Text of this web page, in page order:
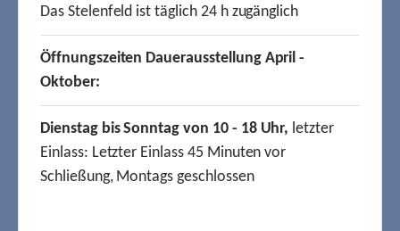
Das Stelenfeld ist täglich 24 h zugänglich
Öffnungszeiten Dauerausstellung April -
Oktober:
Dienstag bis Sonntag von 10 - 18 Uhr, letzter
Einlass: Letzter Einlass 45 Minuten vor
Schließung, Montags geschlossen